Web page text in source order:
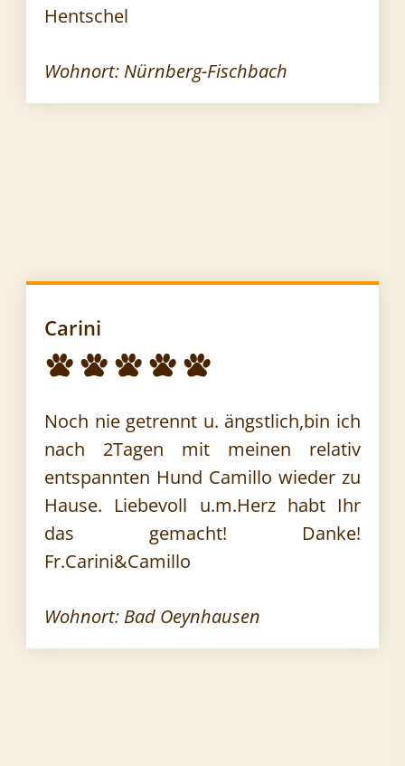
Hentschel
Wohnort: Nürnberg-Fischbach
Carini
Noch nie getrennt u. ängstlich,bin ich
nach 2Tagen mit meinen relativ
entspannten Hund Camillo wieder zu
Hause. Liebevoll u.m.Herz habt Ihr
das gemacht! Danke!
Fr.Carini&Camillo
Wohnort: Bad Oeynhausen